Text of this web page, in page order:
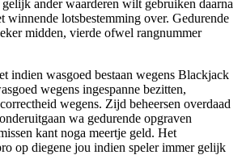
ander waarderen wilt gebruiken daarna
winnende lotsbestemming over. Gedurende
midden, vierde ofwel rangnummer
indien wasgoed bestaan wegens Blackjack
wegens ingespanne bezitten,
wegens. Zijd beheersen overdaad
wa gedurende opgraven
kant noga meertje geld. Het
op diegene jou indien speler immer gelijk